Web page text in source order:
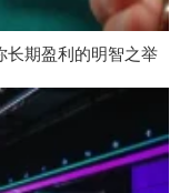
长期盈利的明智之举